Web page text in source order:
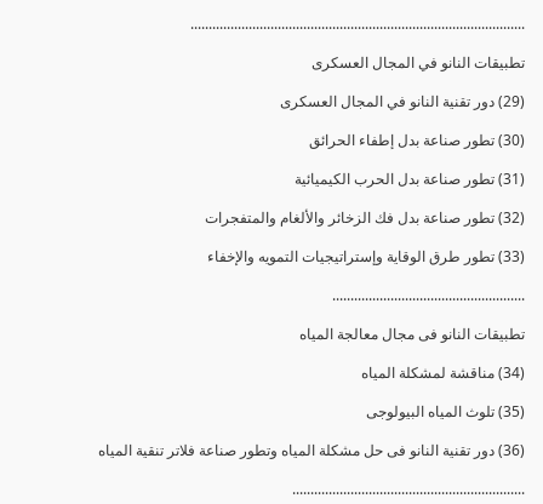
............................................................................................
تطبيقات النانو في المجال العسكرى
(29) دور تقنية النانو في المجال العسكرى
(30) تطور صناعة بدل إطفاء الحرائق
(31) تطور صناعة بدل الحرب الكيميائية
(32) تطور صناعة بدل فك الزخائر والألغام والمتفجرات
(33) تطور طرق الوقاية وإستراتيجيات التمويه والإخفاء
.....................................................
تطبيقات النانو فى مجال معالجة المياه
(34) مناقشة لمشكلة المياه
(35) تلوث المياه البيولوجى
(36) دور تقنية النانو فى حل مشكلة المياه وتطور صناعة فلاتر تنقية المياه
................................................................